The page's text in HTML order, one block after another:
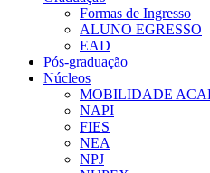
Formas de Ingresso
ALUNO EGRESSO
EAD
Pós-graduação
Núcleos
MOBILIDADE
NAPI
FIES
NEA
NPJ